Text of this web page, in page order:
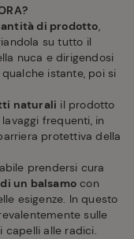
di prodotto,
su tutto il
nuca e dirigendosi
istante, poi si
naturali il prodotto
frequenti, in
protettiva della
prendersi cura
un balsamo con
esigenze. In questo
sulle
capelli alle radici.